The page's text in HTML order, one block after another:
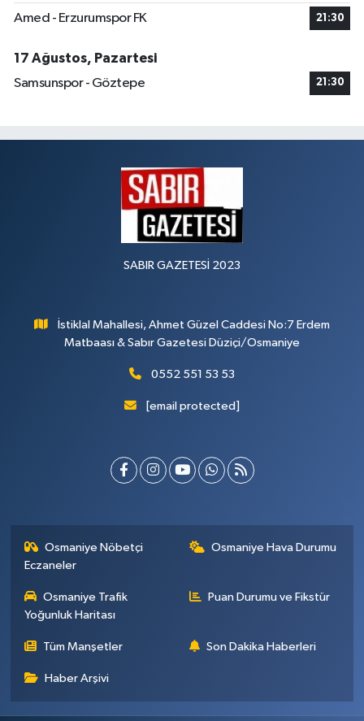
Amed - Erzurumspor FK 21:30
17 Ağustos, Pazartesi
Samsunspor - Göztepe
21:30
SABIR GAZETESİ 2023
İstiklal Mahallesi, Ahmet Güzel Caddesi No:7 Erdem
Matbaası & Sabır Gazetesi Düziçi/Osmaniye
0552 551 53 53
[email protected]
Osmaniye Nöbetçi
Eczaneler
Osmaniye Hava Durumu
Osmaniye Trafik
Yoğunluk Haritası
Puan Durumu ve Fikstür
Tüm Manşetler Son Dakika Haberleri
Haber Arşivi